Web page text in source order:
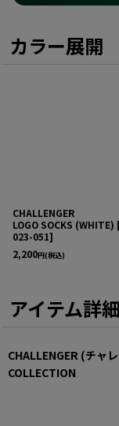
カラー展開
CHALLENGER
LOGO SOCKS (WHITE)
023-051]
2,200円(税込)
アイテム詳細
CHALLENGER (チャ
COLLECTION